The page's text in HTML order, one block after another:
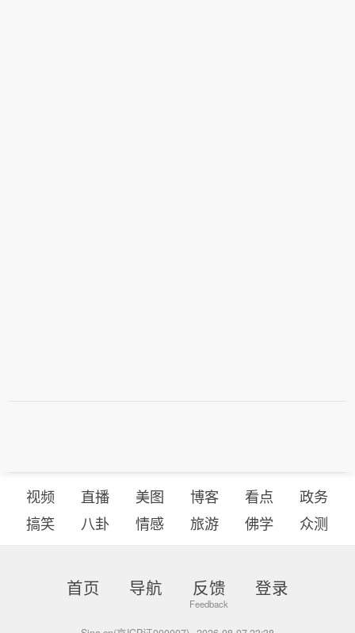
视频 直播 美图 博客 看点
政务
搞笑
八卦 情感 旅游 佛学 众测
首页 导航 反馈 登录